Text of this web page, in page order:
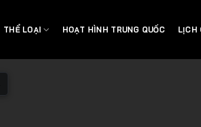
THỂ LOẠI HOẠT HÌNH TRUNG QUỐC LỊCH